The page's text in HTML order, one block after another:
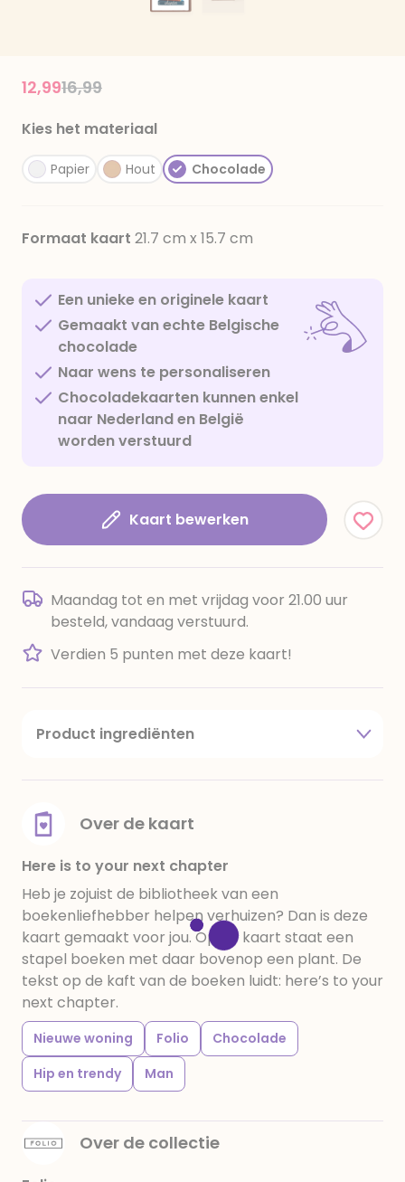
Price reduced from
16,99to
12,99
Kies het materiaal
Papier Hout Chocolade
Formaat kaart 21.7 cm x 15.7 cm
Een unieke en originele kaart
Gemaakt van echte Belgische
chocolade
Naar wens te personaliseren
Chocoladekaarten kunnen enkel
naar Nederland en België
worden verstuurd
Kaart bewerken
Maandag tot en met vrijdag voor 21.00 uur
besteld, vandaag verstuurd.
Verdien 5 punten met deze kaart!
Product ingrediënten
amandelen,cacaomassa, emulgator (sojalecithine),
voedingszuur: citroenzuur E 330, verdikkingsmiddel
E415, water, bevochtigingsmiddel E422, emulgator:
E433, kleurstoffen: E102, E110, E122: kan de activiteit en
concentratie van kinderen negatief be√Ønvloeden,
E133, E151. Chocolade bevat ten minste 34%
cacaobestanddelen. Kan sporen van gluten
bevatten. Koel en droog bewaren.
Over de kaart
Here is to your next chapter
Heb je zojuist de bibliotheek van een
boekenliefhebber helpen verhuizen? Dan is deze
kaart gemaakt voor jou. Op de kaart staat een
stapel boeken met daar bovenop een plant. De
tekst op de kaft van de boeken luidt: here’s to your
next chapter.
Nieuwe woning Folio
Chocolade
Hip en trendy
Man
Over de collectie